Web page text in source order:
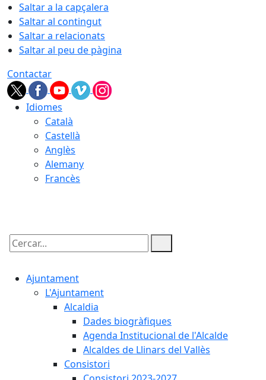
Saltar a la capçalera
Saltar al contingut
Saltar a relacionats
Saltar al peu de pàgina
Contactar
Idiomes
Català
Castellà
Anglès
Alemany
Francès
Cercar:
Ajuntament
L'Ajuntament
Alcaldia
Dades biogràfiques
Agenda Institucional de l'Alcalde
Alcaldes de Llinars del Vallès
Consistori